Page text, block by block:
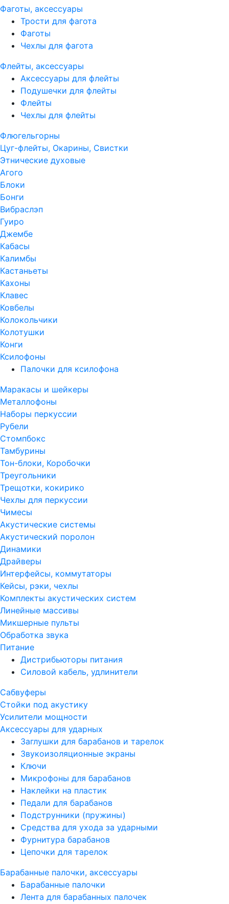
Фаготы, аксессуары
Трости для фагота
Фаготы
Чехлы для фагота
Флейты, аксессуары
Аксессуары для флейты
Подушечки для флейты
Флейты
Чехлы для флейты
Флюгельгорны
Цуг-флейты, Окарины, Свистки
Этнические духовые
Агого
Блоки
Бонги
Вибраслэп
Гуиро
Джембе
Кабасы
Калимбы
Кастаньеты
Кахоны
Клавес
Ковбелы
Колокольчики
Колотушки
Конги
Ксилофоны
Палочки для ксилофона
Маракасы и шейкеры
Металлофоны
Наборы перкуссии
Рубели
Стомпбокс
Тамбурины
Тон-блоки, Коробочки
Треугольники
Трещотки, кокирико
Чехлы для перкуссии
Чимесы
Акустические системы
Акустический поролон
Динамики
Драйверы
Интерфейсы, коммутаторы
Кейсы, рэки, чехлы
Комплекты акустических систем
Линейные массивы
Микшерные пульты
Обработка звука
Питание
Дистрибьюторы питания
Силовой кабель, удлинители
Сабвуферы
Стойки под акустику
Усилители мощности
Аксессуары для ударных
Заглушки для барабанов и тарелок
Звукоизоляционные экраны
Ключи
Микрофоны для барабанов
Наклейки на пластик
Педали для барабанов
Подструнники (пружины)
Средства для ухода за ударными
Фурнитура барабанов
Цепочки для тарелок
Барабанные палочки, аксессуары
Барабанные палочки
Лента для барабанных палочек